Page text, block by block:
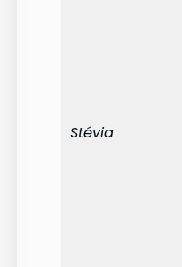
Stévia